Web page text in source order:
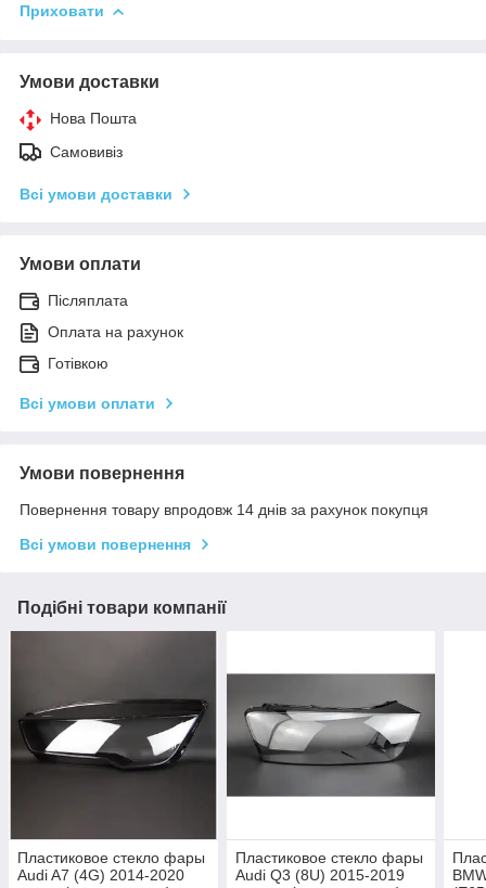
Приховати
Умови доставки
Нова Пошта
Самовивіз
Всі умови доставки
Умови оплати
Післяплата
Оплата на рахунок
Готівкою
Всі умови оплати
Умови повернення
Повернення товару впродовж 14 днів за рахунок покупця
Всі умови повернення
Подібні товари компанії
Пластиковое стекло фары
Audi A7 (4G) 2014-2020
Пластиковое стекло фары
Audi Q3 (8U) 2015-2019